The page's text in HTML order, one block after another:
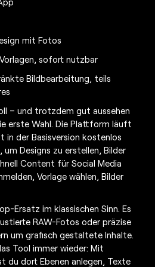
mit Fotos
sofort nutzbar
Bildbearbeitung, teils
– und trotzdem gut aussehen
erste Wahl. Die Plattform läuft
in der Basisversion kostenlos
Designs zu erstellen, Bilder
Content für Social Media
Vorlage wählen, Bilder
Ersatz im klassischen Sinn. Es
RAW-Fotos oder präzise
um grafisch gestaltete Inhalte.
Tool immer wieder: Mit
du dort Ebenen anlegen, Texte